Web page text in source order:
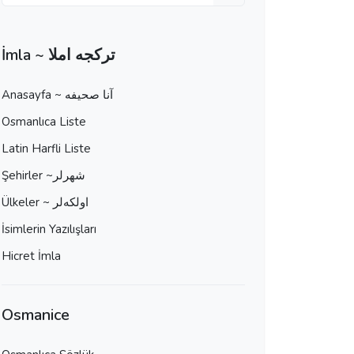
İmla ~ تركجه املا
Anasayfa ~ آنا صحيفه
Osmanlıca Liste
Latin Harfli Liste
Şehirler ~شهرلر
Ülkeler ~ اولكه‌لر
İsimlerin Yazılışları
Hicret İmla
Osmanice